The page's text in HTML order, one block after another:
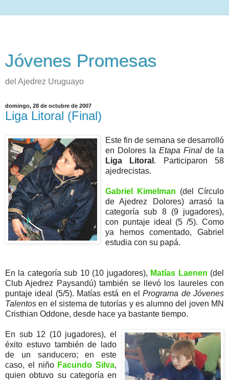
Jóvenes Promesas
del Ajedrez Uruguayo
domingo, 28 de octubre de 2007
Liga Litoral (Final)
Este fin de semana se desarrolló
en Dolores la Etapa Final de la
Liga Litoral . Participaron 58
ajedrecistas.
Gabriel Kimelman (del Círculo
de Ajedrez Dolores) arrasó la
categoría sub 8 (9 jugadores),
con puntaje ideal (5 /5). Como
ya hemos comentado, Gabriel
estudia con su papá.
En la categoría sub 10 (10 jugadores), Matías Laenen (del
Club Ajedrez Paysandú) también se llevó los laureles con
puntaje ideal (5/5). Matías está en elPrograma de Jóvenes
Talentos en el sistema de tutorías y es alumno del joven MN
Cristhian Oddone, desde hace ya bastante tiempo.
En sub 12 (10 jugadores), el
éxito estuvo también de lado
de un sanducero; en este
caso, el niño Facundo Silva,
quien obtuvo su categoría en